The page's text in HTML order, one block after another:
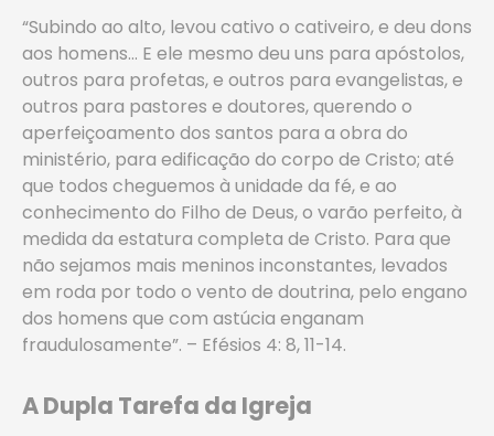
“Subindo ao alto, levou cativo o cativeiro, e deu dons
aos homens… E ele mesmo deu uns para apóstolos,
outros para profetas, e outros para evangelistas, e
outros para pastores e doutores, querendo o
aperfeiçoamento dos santos para a obra do
ministério, para edificação do corpo de Cristo; até
que todos cheguemos à unidade da fé, e ao
conhecimento do Filho de Deus, o varão perfeito, à
medida da estatura completa de Cristo. Para que
não sejamos mais meninos inconstantes, levados
em roda por todo o vento de doutrina, pelo engano
dos homens que com astúcia enganam
fraudulosamente”. – Efésios 4: 8, 11-14.
A Dupla Tarefa da Igreja